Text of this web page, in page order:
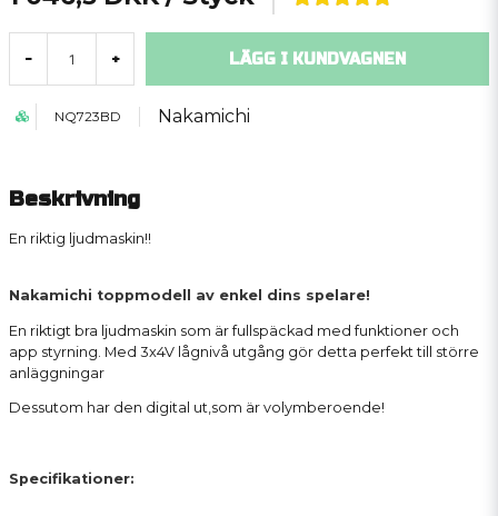
- + LÄGG I KUNDVAGNEN
NQ723BD Nakamichi
Beskrivning
En riktig ljudmaskin!!
Nakamichi toppmodell av enkel dins spelare!
En riktigt bra ljudmaskin som är fullspäckad med funktioner och
app styrning. Med 3x4V lågnivå utgång gör detta perfekt till större
anläggningar
Dessutom har den digital ut,som är volymberoende!
Specifikationer: